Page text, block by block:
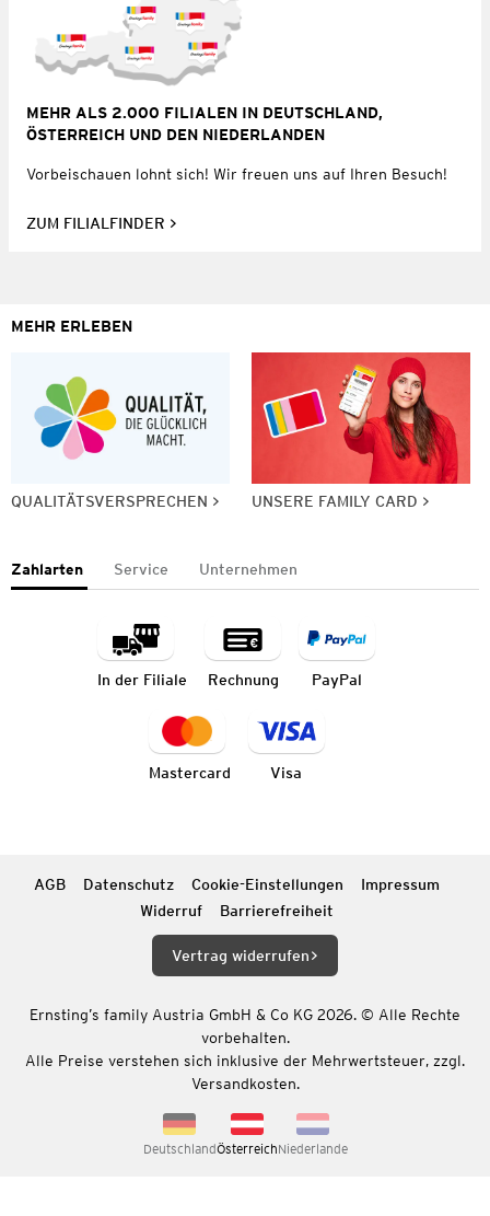
MEHR ALS 2.000 FILIALEN IN DEUTSCHLAND,
ÖSTERREICH UND DEN NIEDERLANDEN
Vorbeischauen lohnt sich! Wir freuen uns auf Ihren Besuch!
ZUM FILIALFINDER
MEHR ERLEBEN
QUALITÄTSVERSPRECHEN UNSERE FAMILY CARD
Zahlarten Service Unternehmen
In der Filiale Rechnung PayPal
Mastercard Visa
AGB Datenschutz Cookie-Einstellungen
Impressum
Widerruf
Barrierefreiheit
Vertrag widerrufen
Ernsting’s family Austria GmbH & Co KG 2026. © Alle Rechte
vorbehalten.
Alle Preise verstehen sich inklusive der Mehrwertsteuer, zzgl.
Versandkosten.
DeutschlandÖsterreichNiederlande